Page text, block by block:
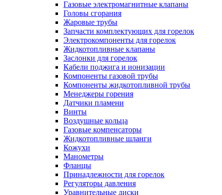
Газовые электромагнитные клапаны
Головы сгорания
Жаровые трубы
Запчасти комплектующих для горелок
Электрокомпоненты для горелок
Жидкотопливные клапаны
Заслонки для горелок
Кабели поджига и ионизации
Компоненты газовой трубы
Компоненты жидкотопливной трубы
Менеджеры горения
Датчики пламени
Винты
Воздушные кольца
Газовые компенсаторы
Жидкотопливные шланги
Кожухи
Манометры
Фланцы
Принадлежности для горелок
Регуляторы давления
Уравнительные диски